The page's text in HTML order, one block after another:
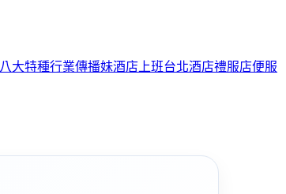
八大特種行業傳播妹酒店上班台北酒店禮服店便服